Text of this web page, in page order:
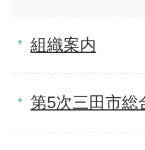
組織案内
第5次三田市総